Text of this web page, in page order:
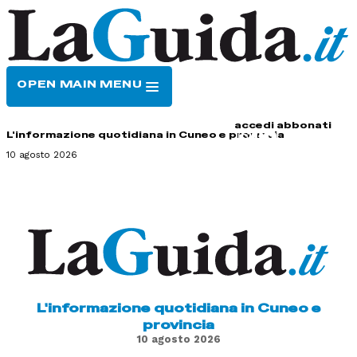
OPEN MAIN MENU
accedi abbonati
L'informazione quotidiana in Cuneo e provincia
10 agosto 2026
L'informazione quotidiana in Cuneo e
provincia
10 agosto 2026